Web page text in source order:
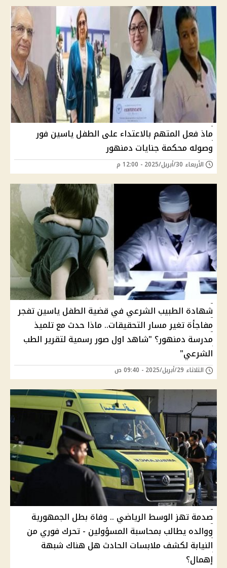
ماذ فعل المتهم بالاعتداء على الطفل ياسين فور
وصوله محكمة جنايات دمنهور
الأربعاء 30/أبريل/2025 - 12:00 م
شهادة الطبيب الشرعي في قضية الطفل ياسين تفجر
مفاجأة تغير مسار التحقيقات.. ماذا حدث مع تلميذ
مدرسة دمنهور؟ "شاهد اول صور رسمية لتقرير الطب
الشرعي"
الثلاثاء 29/أبريل/2025 - 09:40 ص
صدمة تهز الوسط الرياضي .. وفاة بطل الجمهورية
ووالده يطالب بمحاسبة المسؤولين - تحرك فوري من
النيابة لكشف ملابسات الحادث هل هناك شبهة
إهمال؟